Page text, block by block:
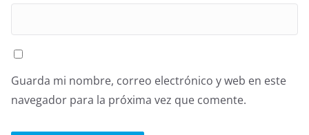
Guarda mi nombre, correo electrónico y web en este
navegador para la próxima vez que comente.